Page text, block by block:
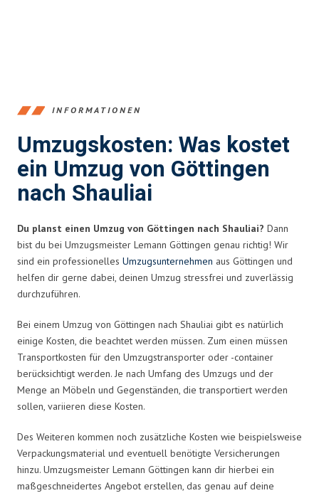
INFORMATIONEN
Umzugskosten: Was kostet
ein Umzug von Göttingen
nach Shauliai
Du planst einen Umzug von Göttingen nach Shauliai? Dann
bist du bei Umzugsmeister Lemann Göttingen genau richtig! Wir
sind ein professionelles Umzugsunternehmen aus Göttingen und
helfen dir gerne dabei, deinen Umzug stressfrei und zuverlässig
durchzuführen.
Bei einem Umzug von Göttingen nach Shauliai gibt es natürlich
einige Kosten, die beachtet werden müssen. Zum einen müssen
Transportkosten für den Umzugstransporter oder -container
berücksichtigt werden. Je nach Umfang des Umzugs und der
Menge an Möbeln und Gegenständen, die transportiert werden
sollen, variieren diese Kosten.
Des Weiteren kommen noch zusätzliche Kosten wie beispielsweise
Verpackungsmaterial und eventuell benötigte Versicherungen
hinzu. Umzugsmeister Lemann Göttingen kann dir hierbei ein
maßgeschneidertes Angebot erstellen, das genau auf deine